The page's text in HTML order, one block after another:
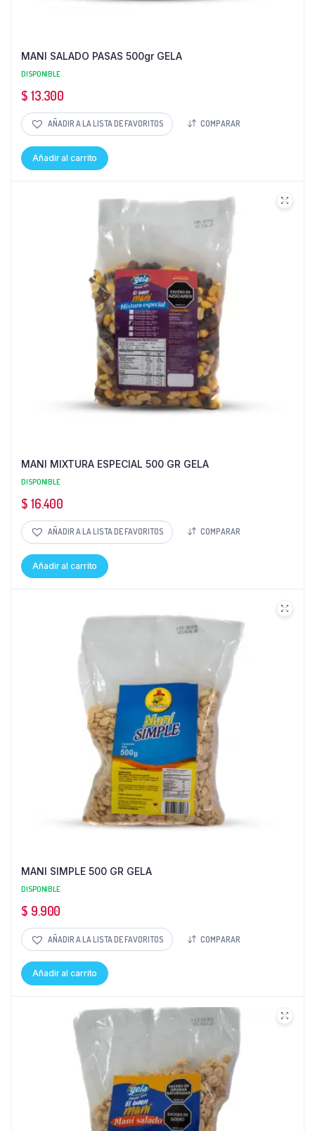
MANI SALADO PASAS 500gr GELA
DISPONIBLE
$ 13.300
AÑADIR A LA LISTA DE FAVORITOS COMPARAR
Añadir al carrito
MANI MIXTURA ESPECIAL 500 GR GELA
DISPONIBLE
$ 16.400
AÑADIR A LA LISTA DE FAVORITOS COMPARAR
Añadir al carrito
MANI SIMPLE 500 GR GELA
DISPONIBLE
$ 9.900
AÑADIR A LA LISTA DE FAVORITOS COMPARAR
Añadir al carrito